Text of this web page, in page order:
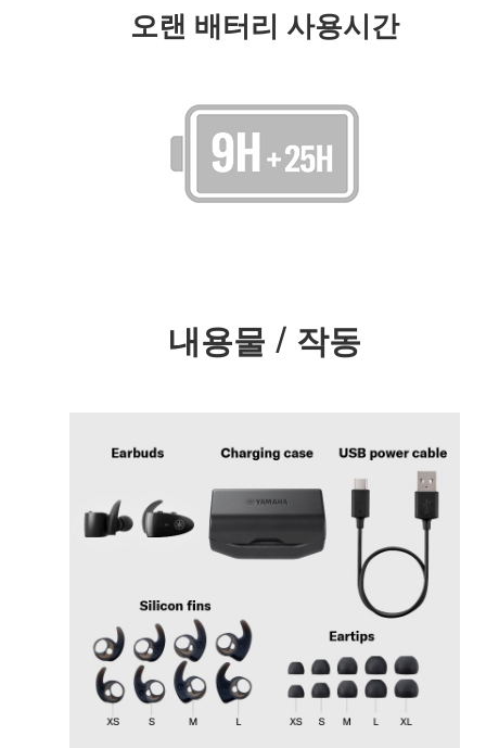
오랜 배터리 사용시간
내용물 / 작동